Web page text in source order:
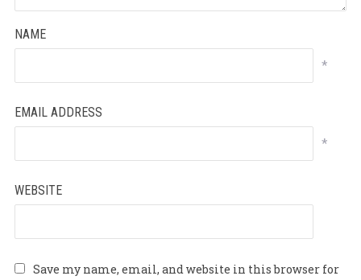
NAME
*
EMAIL ADDRESS
*
WEBSITE
Save my name, email, and website in this browser for